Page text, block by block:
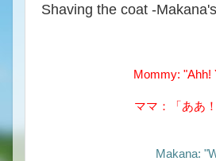
Shaving the coat -
Mommy: "Ahh!
ママ：「ああ
Makana: